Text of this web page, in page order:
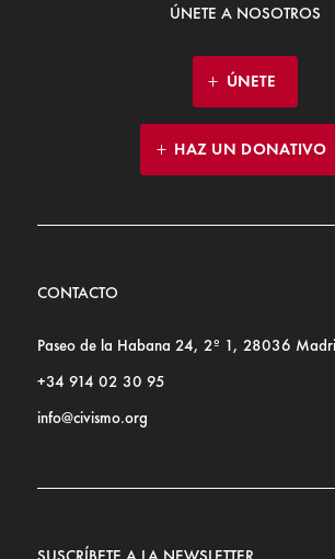
ÚNETE A NOSOTROS
ÚNETE
HAZ UN DONATIVO
CONTACTO
Paseo de la Habana 24, 2º 1, 28036
+34 914 02 30 95
info@civismo.org